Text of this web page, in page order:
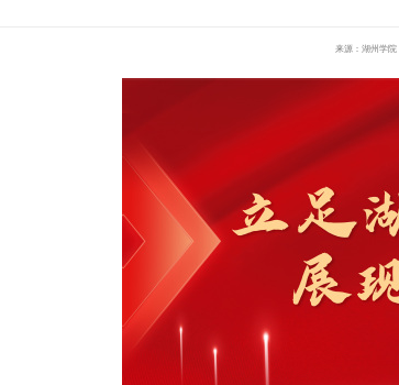
来源：湖州学院